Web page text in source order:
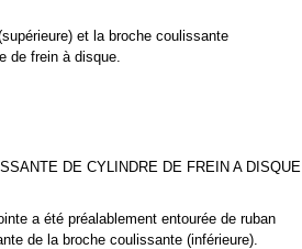
et la broche coulissante
de frein à disque.
DE CYLINDRE DE FREIN A DISQUE
a été préalablement entourée de ruban
de la broche coulissante (inférieure).